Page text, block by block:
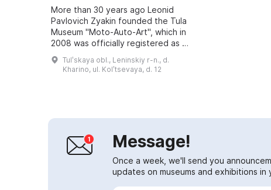
More than 30 years ago Leonid
Pavlovich Zyakin founded the Tula
Museum "Moto-Auto-Art", which in
2008 was officially registered as a
museum of motorcycle and auto
equipment. It houses the world's
Tulʹskaya obl., Leninskiy r-n., d.
Kharino, ul. Kolʹtsevaya, d. 12
Message!
Once a week, we'll send you
updates on museums and exhibitions